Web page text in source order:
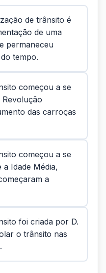
de trânsito é
de uma
permaneceu
tempo.
começou a se
das carroças
começou a se
Idade Média,
a
foi criada por D.
o trânsito nas